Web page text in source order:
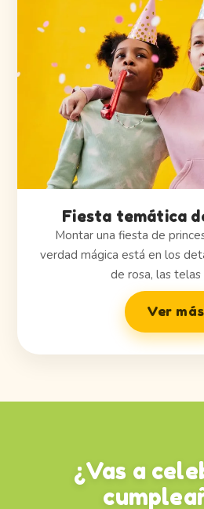
Fiesta temática
Montar una fiesta de
verdad mágica está en los
de rosa, las
Ver más
¿Vas a